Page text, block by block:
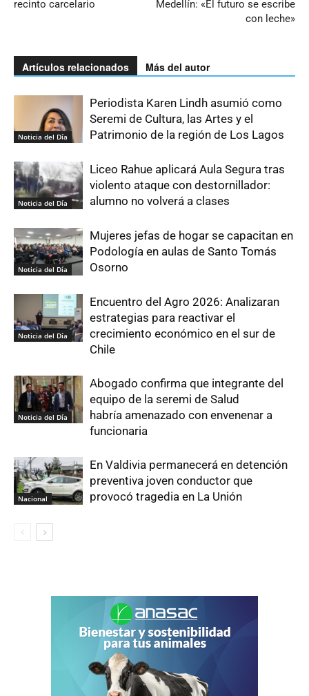
recinto carcelario
Medellín: «El futuro se escribe
con leche»
Artículos relacionados Más del autor
Noticia del Día
Periodista Karen Lindh asumió como
Seremi de Cultura, las Artes y el
Patrimonio de la región de Los Lagos
Noticia del Día
Liceo Rahue aplicará Aula Segura tras
violento ataque con destornillador:
alumno no volverá a clases
Noticia del Día
Mujeres jefas de hogar se capacitan en
Podología en aulas de Santo Tomás
Osorno
Noticia del Día
Encuentro del Agro 2026: Analizaran
estrategias para reactivar el
crecimiento económico en el sur de
Chile
Noticia del Día
Abogado confirma que integrante del
equipo de la seremi de Salud
habría amenazado con envenenar a
funcionaria
Nacional
En Valdivia permanecerá en detención
preventiva joven conductor que
provocó tragedia en La Unión